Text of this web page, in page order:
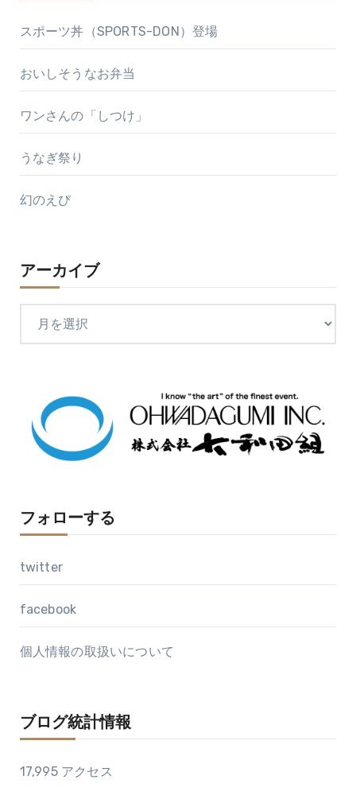
スポーツ丼（SPORTS-DON）登場
おいしそうなお弁当
ワンさんの「しつけ」
うなぎ祭り
幻のえび
アーカイブ
フォローする
twitter
facebook
個人情報の取扱いについて
ブログ統計情報
17,995 アクセス